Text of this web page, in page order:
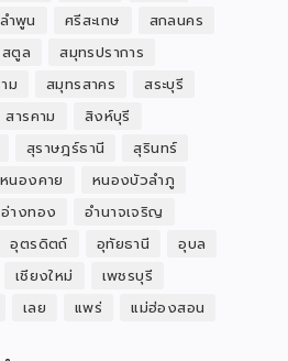
ลำพูน ศรีสะเกษ
สกลนคร
สตูล
สมุทรปราการ
ม
สมุทรสาคร
สระบุรี
สารคาม
สิงห์บุรี
สุราษฎร์ธานี
สุรินทร์
หนองคาย
หนองบัวลำภู
อ่างทอง
อำนาจเจริญ
อุตรดิตถ์ อุทัยธานี
อุบล
เชียงใหม่
เพชรบุรี
เลย แพร่ แม่ฮ่องสอน